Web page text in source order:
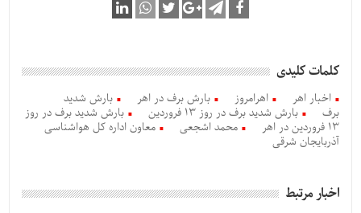
کلمات کلیدی
اخبار اهر اهرامروز بارش برف در اهر
بارش شدید
برف
بارش شدید برف در روز 13 فروردین
بارش شدید برف در روز
13 فروردین در اهر
محمد اشجعی
معاون اداره کل هواشناسی
آذربایجان شرقی
اخبار مرتبط